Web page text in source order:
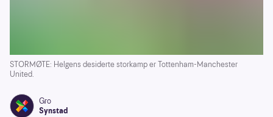
STORMØTE: Helgens desiderte storkamp er Tottenham-Manchester
United.
Gro
Synstad